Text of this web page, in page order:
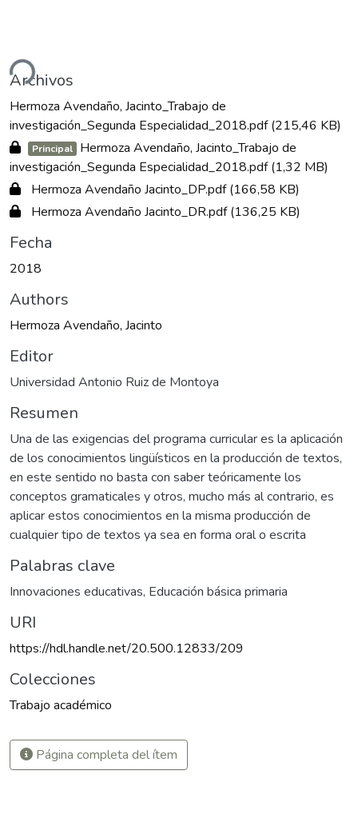
Archivos
Hermoza Avendaño, Jacinto_Trabajo de
investigación_Segunda Especialidad_2018.pdf(215,46 KB)
Principal Hermoza Avendaño, Jacinto_Trabajo de
investigación_Segunda Especialidad_2018.pdf(1,32 MB)
Hermoza Avendaño Jacinto_DP.pdf(166,58 KB)
Hermoza Avendaño Jacinto_DR.pdf(136,25 KB)
Fecha
2018
Authors
Hermoza Avendaño, Jacinto
Editor
Universidad Antonio Ruiz de Montoya
Resumen
Una de las exigencias del programa curricular es la aplicación
de los conocimientos lingüísticos en la producción de textos,
en este sentido no basta con saber teóricamente los
conceptos gramaticales y otros, mucho más al contrario, es
aplicar estos conocimientos en la misma producción de
cualquier tipo de textos ya sea en forma oral o escrita
Palabras clave
Innovaciones educativas, Educación básica primaria
URI
https://hdl.handle.net/20.500.12833/209
Colecciones
Trabajo académico
Página completa del ítem